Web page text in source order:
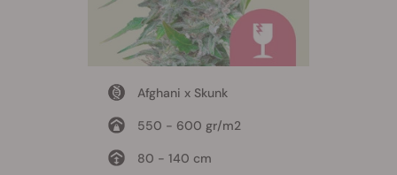
Afghani x Skunk
550 - 600 gr/m2
80 - 140 cm